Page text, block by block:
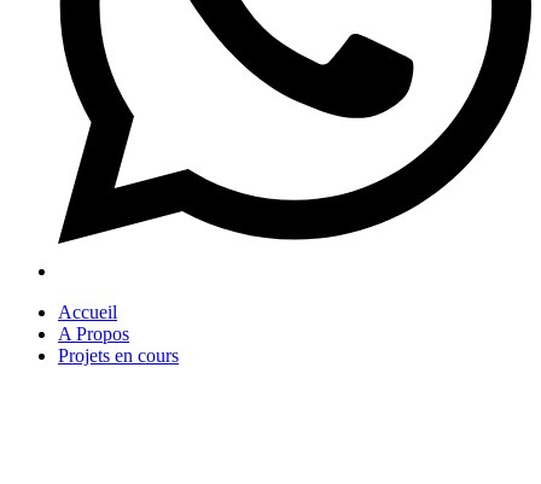
Accueil
A Propos
Projets en cours